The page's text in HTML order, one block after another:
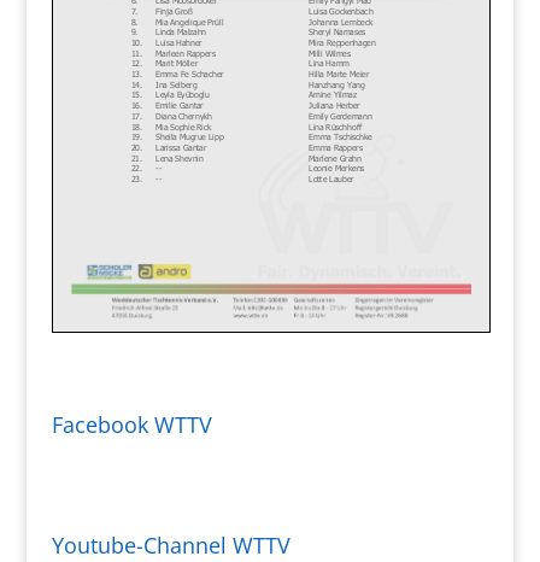
Facebook WTTV
Youtube-Channel WTTV